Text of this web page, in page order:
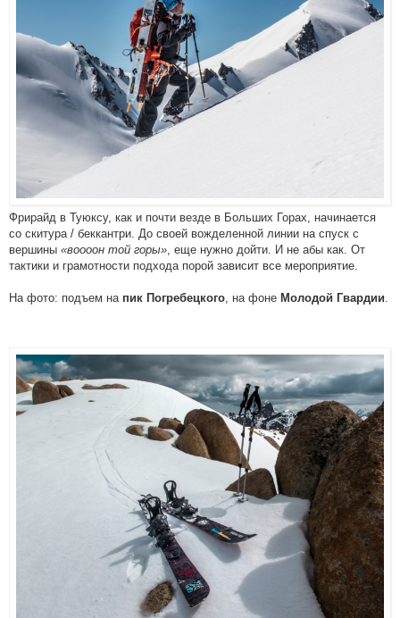
Фрирайд в Туюксу, как и почти везде в Больших Горах, начинается
со скитура / беккантри. До своей вожделенной линии на спуск с
вершины «воооон той горы» , еще нужно дойти. И не абы как. От
тактики и грамотности подхода порой зависит все мероприятие.
На фото: подъем на пик Погребецкого , на фоне Молодой Гвардии